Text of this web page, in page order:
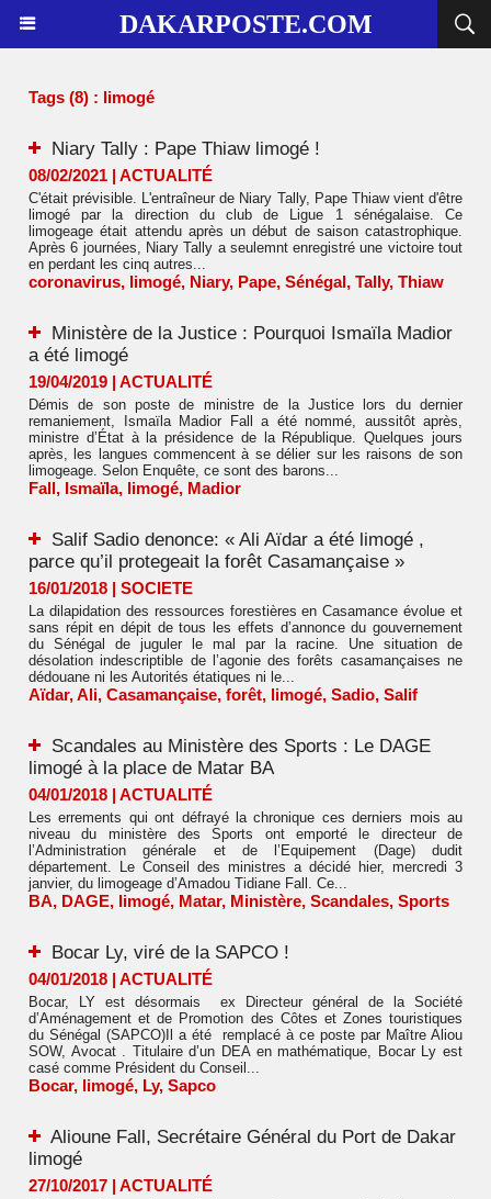
DAKARPOSTE.COM
Tags (8) : limogé
Niary Tally : Pape Thiaw limogé !
08/02/2021 | ACTUALITÉ
C'était prévisible. L'entraîneur de Niary Tally, Pape Thiaw vient d'être
limogé par la direction du club de Ligue 1 sénégalaise. Ce
limogeage était attendu après un début de saison catastrophique.
Après 6 journées, Niary Tally a seulemnt enregistré une victoire tout
en perdant les cinq autres...
coronavirus, limogé, Niary, Pape, Sénégal, Tally, Thiaw
Ministère de la Justice : Pourquoi Ismaïla Madior
a été limogé
19/04/2019 | ACTUALITÉ
Démis de son poste de ministre de la Justice lors du dernier
remaniement, Ismaïla Madior Fall a été nommé, aussitôt après,
ministre d’État à la présidence de la République. Quelques jours
après, les langues commencent à se délier sur les raisons de son
limogeage. Selon Enquête, ce sont des barons...
Fall, Ismaïla, limogé, Madior
Salif Sadio denonce: « Ali Aïdar a été limogé ,
parce qu’il protegeait la forêt Casamançaise »
16/01/2018 | SOCIETE
La dilapidation des ressources forestières en Casamance évolue et
sans répit en dépit de tous les effets d’annonce du gouvernement
du Sénégal de juguler le mal par la racine. Une situation de
désolation indescriptible de l’agonie des forêts casamançaises ne
dédouane ni les Autorités étatiques ni le...
Aïdar,Ali, Casamançaise, forêt, limogé, Sadio, Salif
Scandales au Ministère des Sports : Le DAGE
limogé à la place de Matar BA
04/01/2018 | ACTUALITÉ
Les errements qui ont défrayé la chronique ces derniers mois au
niveau du ministère des Sports ont emporté le directeur de
l’Administration générale et de l’Equipement (Dage) dudit
département. Le Conseil des ministres a décidé hier, mercredi 3
janvier, du limogeage d’Amadou Tidiane Fall. Ce...
BA, DAGE, limogé, Matar, Ministère, Scandales, Sports
Bocar Ly, viré de la SAPCO !
04/01/2018 | ACTUALITÉ
Bocar, LY est désormais ex Directeur général de la Société
d’Aménagement et de Promotion des Côtes et Zones touristiques
du Sénégal (SAPCO)Il a été remplacé à ce poste par Maître Aliou
SOW, Avocat . Titulaire d’un DEA en mathématique, Bocar Ly est
casé comme Président du Conseil...
Bocar, limogé, Ly, Sapco
Alioune Fall, Secrétaire Général du Port de Dakar
limogé
27/10/2017 | ACTUALITÉ